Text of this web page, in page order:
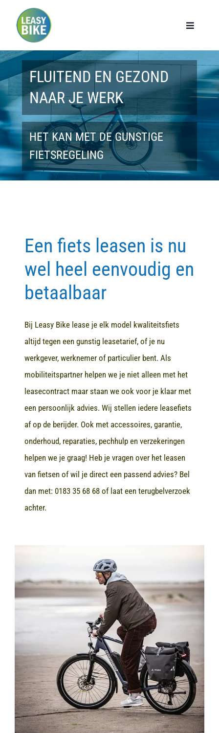
Toggle
Home
Werknemers
Werkgevers
Privé lease
Modellen
Contact
FLUITEND EN GEZOND
NAAR JE WERK
HET KAN MET DE GUNSTIGE
FIETSREGELING
Een fiets leasen is nu
wel heel eenvoudig en
betaalbaar
Bij Leasy Bike lease je elk model kwaliteitsfiets
altijd tegen een gunstig leasetarief, of je nu
werkgever, werknemer of particulier bent. Als
mobiliteitspartner helpen we je niet alleen met het
leasecontract maar staan we ook voor je klaar met
een persoonlijk advies. Wij stellen iedere leasefiets
af op de berijder. Ook met accessoires, garantie,
onderhoud, reparaties, pechhulp en verzekeringen
helpen we je graag! Heb je vragen over het leasen
van fietsen of wil je direct een passend advies? Bel
dan met: 0183 35 68 68of laat een terugbelverzoek
achter.